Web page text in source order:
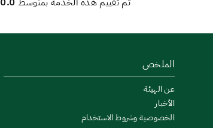
الملخص
عن الهيئة
الأخبار
الخصوصية وشروط الاستخدام